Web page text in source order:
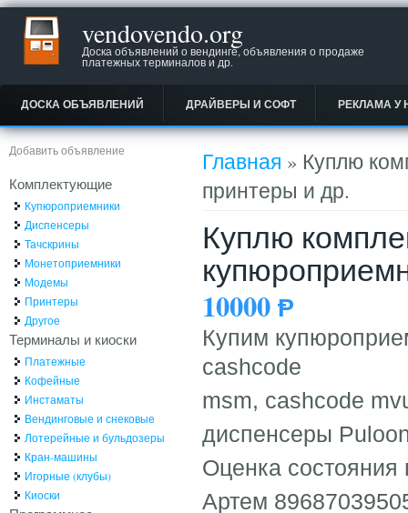
vendovendo.org
Доска объявлений о вендинге, объявления о продаже
платежных терминалов и др.
ДОСКА ОБЪЯВЛЕНИЙ ДРАЙВЕРЫ И СОФТ РЕКЛАМА У
Вы здесь
Главная » Куплю
принтеры и др.
Куплю
10000 Ᵽ
Купим
cashcode
msm, cashcode
диспенсеры
Оценка
Артем
Добавить объявление
Комплектующие
Купюроприемники
Диспенсеры
Тачскрины
Монетоприемники
Модемы
Принтеры
Другое
Терминалы и киоски
Платежные
Кофейные
Инстаматы
Вендинговые и снековые
Лотерейные и бульдозеры
Кран-машины
Игорные (клубы)
Киоски